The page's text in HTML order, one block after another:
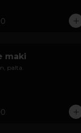
maki
palta.